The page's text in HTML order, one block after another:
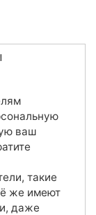
ваш
такие
же имеют
даже